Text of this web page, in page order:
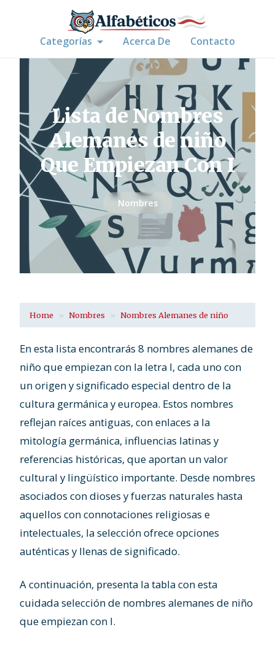
Categorías Acerca De Contacto
Lista de Nombres
Alemanes de niño
Que Empiezan Con I
Nombres
Home Nombres Nombres Alemanes de niño
En esta lista encontrarás 8 nombres alemanes de
niño que empiezan con la letra I, cada uno con
un origen y significado especial dentro de la
cultura germánica y europea. Estos nombres
reflejan raíces antiguas, con enlaces a la
mitología germánica, influencias latinas y
referencias históricas, que aportan un valor
cultural y lingüístico importante. Desde nombres
asociados con dioses y fuerzas naturales hasta
aquellos con connotaciones religiosas e
intelectuales, la selección ofrece opciones
auténticas y llenas de significado.
A continuación, presenta la tabla con esta
cuidada selección de nombres alemanes de niño
que empiezan con I.